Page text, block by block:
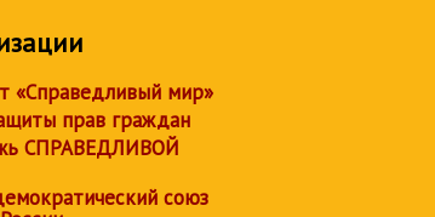
«Справедливый мир»
прав граждан
СПРАВЕДЛИВОЙ
союз